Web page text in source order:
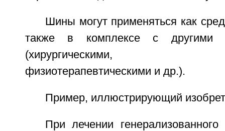
Шины могут применяться как
также в комплексе с другими
(хирургическими,
физиотерапевтическими и др.).
Пример, иллюстрирующий
При лечении генерализованного